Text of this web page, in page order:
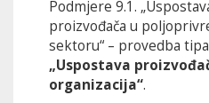
Podmjere 9.1.
proizvođača u
sektoru“ – provedba
„Uspostava
organizacija“.